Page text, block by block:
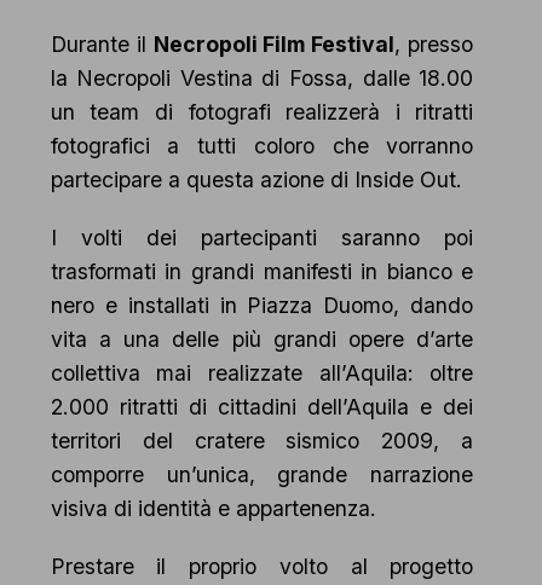
Durante il Necropoli Film Festival, presso
la Necropoli Vestina di Fossa, dalle 18.00
un team di fotografi realizzerà i ritratti
fotografici a tutti coloro che vorranno
partecipare a questa azione di Inside Out.
I volti dei partecipanti saranno poi
trasformati in grandi manifesti in bianco e
nero e installati in Piazza Duomo, dando
vita a una delle più grandi opere d’arte
collettiva mai realizzate all’Aquila: oltre
2.000 ritratti di cittadini dell’Aquila e dei
territori del cratere sismico 2009, a
comporre un’unica, grande narrazione
visiva di identità e appartenenza.
Prestare il proprio volto al progetto